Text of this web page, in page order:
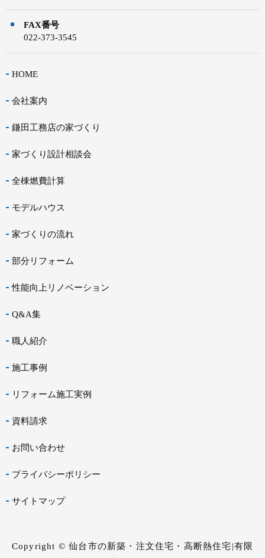
FAX番号
022-373-3545
HOME
会社案内
鎌田工務店の家づくり
家づくり設計相談会
全棟燃費計算
モデルハウス
家づくりの流れ
部分リフォーム
性能向上リノベーション
Q&A集
職人紹介
施工事例
リフォーム施工実例
資料請求
お問い合わせ
プライバシーポリシー
サイトマップ
Copyright © 仙台市の新築・注文住宅・高断熱住宅|有限